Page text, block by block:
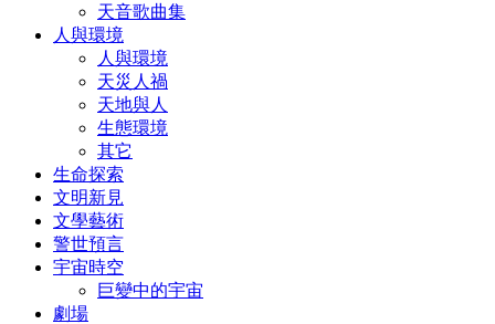
天音歌曲集
人與環境
人與環境
天災人禍
天地與人
生態環境
其它
生命探索
文明新見
文學藝術
警世預言
宇宙時空
巨變中的宇宙
劇場